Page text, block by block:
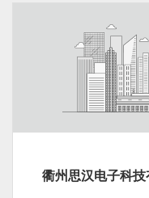
衢州思汉电子科技